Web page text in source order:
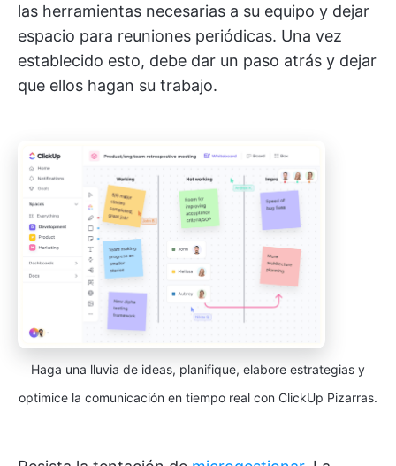
las herramientas necesarias a su equipo y dejar
espacio para reuniones periódicas. Una vez
establecido esto, debe dar un paso atrás y dejar
que ellos hagan su trabajo.
Haga una lluvia de ideas, planifique, elabore estrategias y
optimice la comunicación en tiempo real con ClickUp Pizarras.